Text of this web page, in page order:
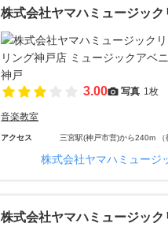
株式会社ヤマハミュージッ
3.00 写真 1枚
音楽教室
アクセス 三宮駅(神戸市営)から240m （
株式会社ヤマハミュージ
株式会社ヤマハミュージッ